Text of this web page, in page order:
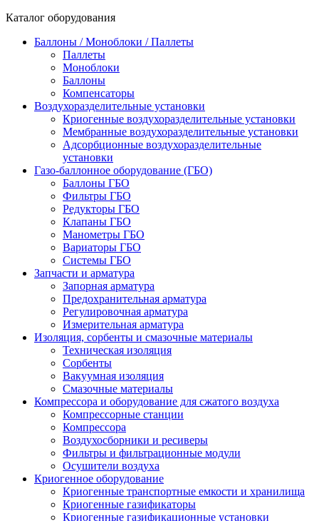
Каталог оборудования
Баллоны / Моноблоки / Паллеты
Паллеты
Моноблоки
Баллоны
Компенсаторы
Воздухоразделительные установки
Криогенные воздухоразделительные установки
Мембранные воздухоразделительные установки
Адсорбционные воздухоразделительные
установки
Газо-баллонное оборудование (ГБО)
Баллоны ГБО
Фильтры ГБО
Редукторы ГБО
Клапаны ГБО
Манометры ГБО
Вариаторы ГБО
Системы ГБО
Запчасти и арматура
Запорная арматура
Предохранительная арматура
Регулировочная арматура
Измерительная арматура
Изоляция, сорбенты и смазочные материалы
Техническая изоляция
Сорбенты
Вакуумная изоляция
Смазочные материалы
Компрессора и оборудование для сжатого воздуха
Компрессорные станции
Компрессора
Воздухосборники и ресиверы
Фильтры и фильтрационные модули
Осушители воздуха
Криогенное оборудование
Криогенные транспортные емкости и хранилища
Криогенные газификаторы
Криогенные газификационные установки